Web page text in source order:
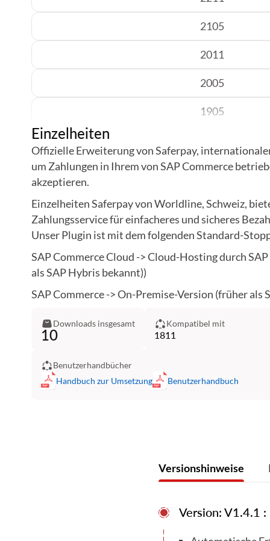
Einzelheiten
Offizielle Erweiterung von Saferpay,
um Zahlungen in Ihrem von SAP Commerce
akzeptieren.
Einzelheiten Saferpay von Worldline, Schweiz,
Zahlungsservice für einfacheres und sicheres
Unser Plugin ist mit dem folgenden Standard-
SAP Commerce Cloud -> Cloud-Hosting durch
als SAP Hybris bekannt))
SAP Commerce -> On-Premise-Version (früher als
2105
2011
2005
1905
Downloads insgesamt
10
Kompatibel mit
1811
Benutzerhandbücher
Handbuch zur Umsetzung
Benutzerhandbuch
Versionshinweise
Version: V1.4.1